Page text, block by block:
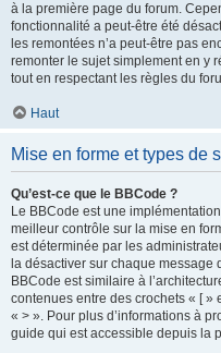
à la première page du forum.
fonctionnalité a peut-être été
les remontées n’a peut-être pas
remonter le sujet simplement en y
tout en respectant les règles du
Haut
Mise en forme et types de
Qu’est-ce que le BBCode ?
Le BBCode est une
meilleur contrôle sur la mise en
est déterminée par les
la désactiver sur chaque
BBCode est similaire à
contenues entre des crochets « [ »
« > ». Pour plus d’informations à
guide qui est accessible depuis la